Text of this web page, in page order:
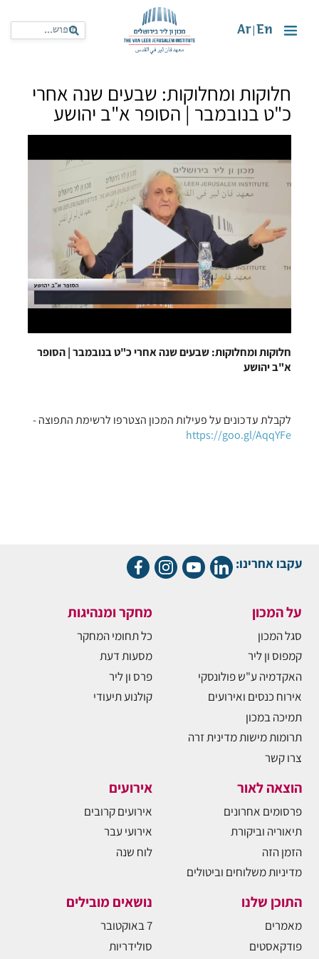
En
Ar
חלוקות ומחלוקות: שבעים שנה אחרי
כ"ט בנובמבר | הסופר א"ב יהושע
חלוקות ומחלוקות: שבעים שנה אחרי כ"ט בנובמבר | הסופר
א"ב יהושע
לקבלת עדכונים על פעילות המכון הצטרפו לרשימת התפוצה -
https://goo.gl/AqqYFe
עקבו אחרינו:
על המכון
סגל המכון
קמפוס ון ליר
האקדמיה ע"ש פולונסקי
אירוח כנסים ואירועים
תמיכה במכון
תרומות מישות מדינית זרה
צרו קשר
מחקר ומנהיגות
כל תחומי המחקר
מסעות דעת
פרס ון ליר
קולנוע תיעודי
הוצאה לאור
פרסומים אחרונים
תיאוריה וביקורת
הזמן הזה
מדיניות משלוחים וביטולים
אירועים
אירועים קרובים
אירועי עבר
לוח שנה
התוכן שלנו
מאמרים
פודקאסטים
נושאים מובילים
7 באוקטובר
סולידריות